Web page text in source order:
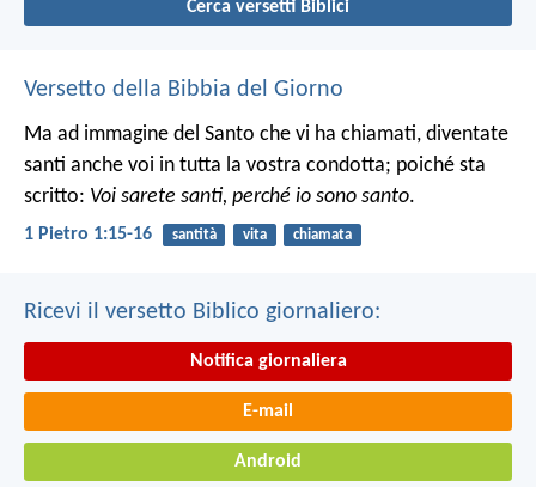
Cerca versetti Biblici
Versetto della Bibbia del Giorno
Ma ad immagine del Santo che vi ha chiamati, diventate
santi anche voi in tutta la vostra condotta; poiché sta
scritto: Voi sarete santi, perché io sono santo.
1 Pietro 1:15-16 santità vita chiamata
Ricevi il versetto Biblico giornaliero:
Notifica giornaliera
E-mail
Android